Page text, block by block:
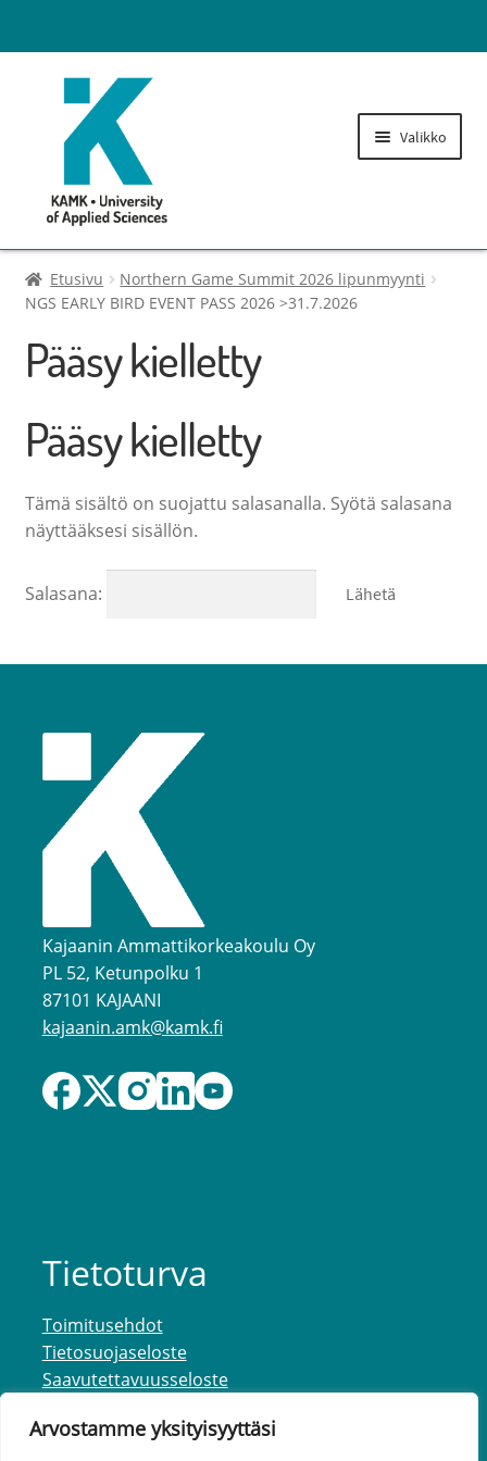
Arvostamme yksityisyyttäsi
Valikko
Lukuvuosimaksut
Opintohallinnon maksut
Tulostusoikeuden lisäys
Kirjaston maksut
Opetuksen kortit, passit, materiaalit ja muut
Opintomatkat ja liput
Etusivu
Northern Game Summit 2026 lipunmyynti
NGS EARLY BIRD EVENT PASS 2026 >31.7.2026
Pääsy kielletty
Pääsy kielletty
Tämä sisältö on suojattu salasanalla. Syötä salasana
näyttääksesi sisällön.
Salasana:
Kajaanin Ammattikorkeakoulu Oy
PL 52, Ketunpolku 1
87101 KAJAANI
kajaanin.amk@kamk.fi
Tietoturva
Toimitusehdot
Tietosuojaseloste
Saavutettavuusseloste